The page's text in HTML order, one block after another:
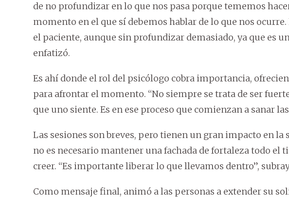
de no profundizar en lo que nos pasa porque tememos
momento en el que sí debemos hablar de lo que nos
el paciente, aunque sin profundizar demasiado, ya que es
enfatizó.
Es ahí donde el rol del psicólogo cobra importancia,
para afrontar el momento. “No siempre se trata de ser
que uno siente. Es en ese proceso que comienzan a sanar
Las sesiones son breves, pero tienen un gran impacto en la
no es necesario mantener una fachada de fortaleza todo el
creer. “Es importante liberar lo que llevamos dentro”,
Como mensaje final, animó a las personas a extender su